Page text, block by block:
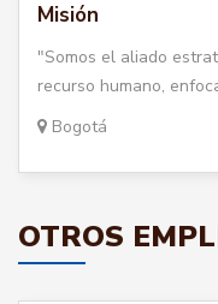
Misión
"Somos el aliado
recurso humano,
Bogotá
OTROS